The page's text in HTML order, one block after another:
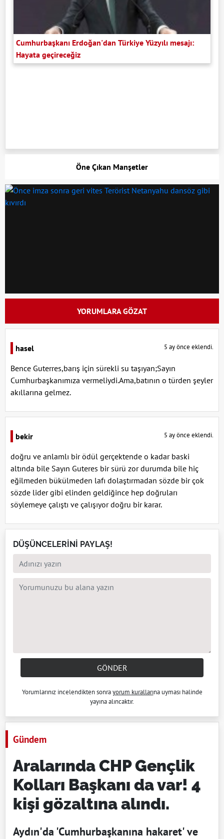
Cumhurbaşkanı Erdoğan'dan Türkiye Yüzyılı mesajı:
Hayata geçireceğiz
Öne Çıkan Manşetler
YORUMLARA GÖZAT
hasel 5 ay önce eklendi.
Bence Guterres,barış için sürekli su taşıyan;Sayın
Cumhurbaşkanımıza vermeliydi.Ama,batının o türden şeyler
akıllarına gelmez.
bekir 5 ay önce eklendi.
doğru ve anlamlı bir ödül gerçektende o kadar baski
altında bile Sayın Guteres bir sürü zor durumda bile hiç
eğilmeden bükülmeden lafı dolaştırmadan sözde bir çok
sözde lider gibi elinden geldiğince hep doğruları
söylemeye çalıştı ve çalışıyor doğru bir karar.
DÜŞÜNCELERİNİ PAYLAŞ!
GÖNDER
Yorumlarınız incelendikten sonrayorum kurallarına uyması halinde
yayına alıncaktır.
Gündem
Aralarında CHP Gençlik
Kolları Başkanı da var! 4
kişi gözaltına alındı.
Aydın'da 'Cumhurbaşkanına hakaret' ve